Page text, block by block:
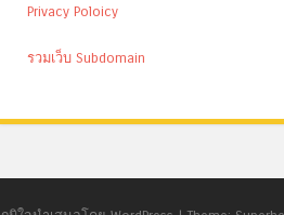
Privacy Poloicy
รวมเว็บ Subdomain